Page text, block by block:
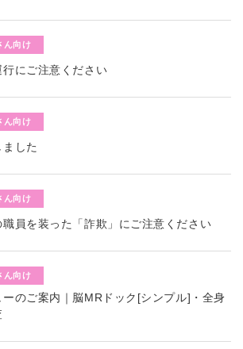
ん向け
にご注意ください
ん向け
した
ん向け
職員を装った「詐欺」にご注意ください
ん向け
のご案内｜脳MRドック[シンプル]・全身